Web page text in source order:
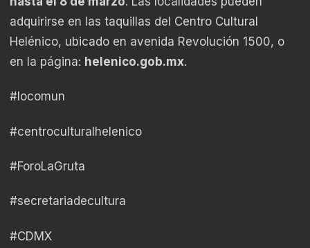
adquirirse en las taquillas del Centro Cultural
Helénico, ubicado en avenida Revolución 1500, o
en la página: helenico.gob.mx.
#locomun
#centroculturalhelenico
#ForoLaGruta
#secretariadecultura
#CDMX